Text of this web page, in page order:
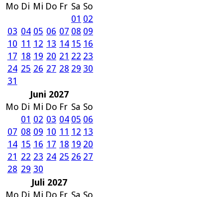
Mo Di Mi Do Fr Sa So
01 02
03 04 05 06 07 08 09
10 11 12 13 14 15 16
17 18 19 20 21 22 23
24 25 26 27 28 29 30
31
Juni 2027
Mo Di Mi Do Fr Sa So
01 02 03 04 05 06
07 08 09 10 11 12 13
14 15 16 17 18 19 20
21 22 23 24 25 26 27
28 29 30
Juli 2027
Mo Di Mi Do Fr Sa So